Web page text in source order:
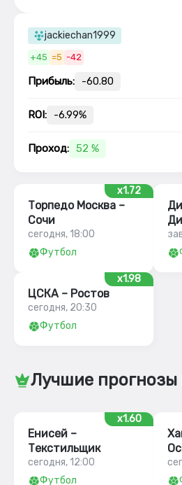
jackiechan1999
+45 =5 -42
Прибыль: -60.80
ROI: -6.99%
Проход: 52 %
x1.72
Торпедо Москва –
Сочи
сегодня, 18:00
Футбол
x1.98
ЦСКА – Ростов
сегодня, 20:30
Футбол
Лучшие прогнозы
x1.60
Енисей –
Текстильщик
сегодня, 12:00
Футбол